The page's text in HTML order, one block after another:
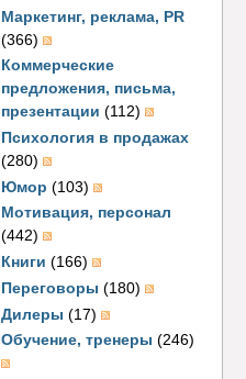
Маркетинг, реклама, PR
(366)
Коммерческие
предложения, письма,
презентации (112)
Психология в продажах
(280)
Юмор (103)
Мотивация, персонал
(442)
Книги (166)
Переговоры (180)
Дилеры (17)
Обучение, тренеры (246)